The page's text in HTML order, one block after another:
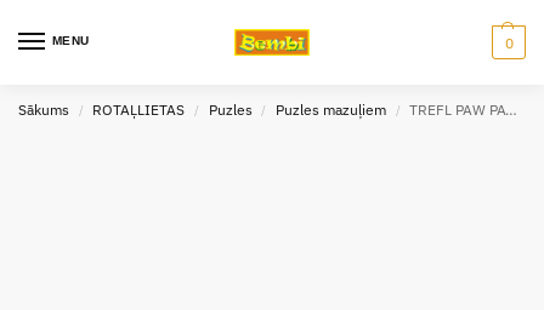
MENU 0
Sākums / ROTAĻLIETAS / Puzles / Puzles mazuļiem / TREFL PAW PATROL Pužļu komplekts Mūsu suņi, 3×50 gab.